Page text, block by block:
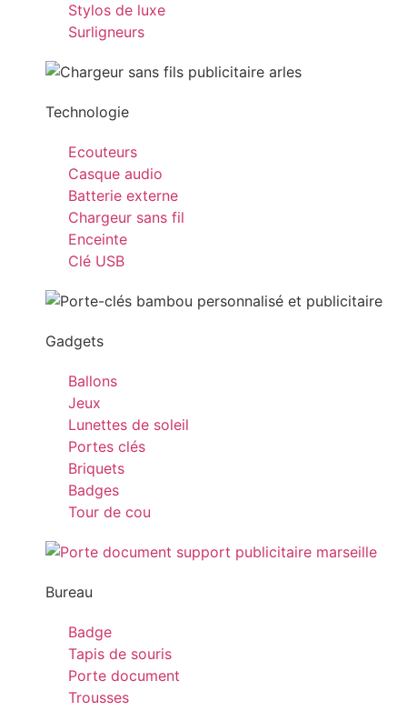
Stylos de luxe
Surligneurs
Technologie
Ecouteurs
Casque audio
Batterie externe
Chargeur sans fil
Enceinte
Clé USB
Gadgets
Ballons
Jeux
Lunettes de soleil
Portes clés
Briquets
Badges
Tour de cou
Bureau
Badge
Tapis de souris
Porte document
Trousses